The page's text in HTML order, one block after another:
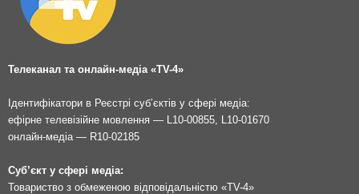
Телеканал та онлайн-медіа «TV-4»
Ідентифікатори в Реєстрі суб’єктів у сфері медіа:
ефірне телевізійне мовлення — L10-00855, L10-01670
онлайн-медіа — R10-02185
Суб’єкт у сфері медіа:
Товариство з обмеженою відповідальністю «TV-4»